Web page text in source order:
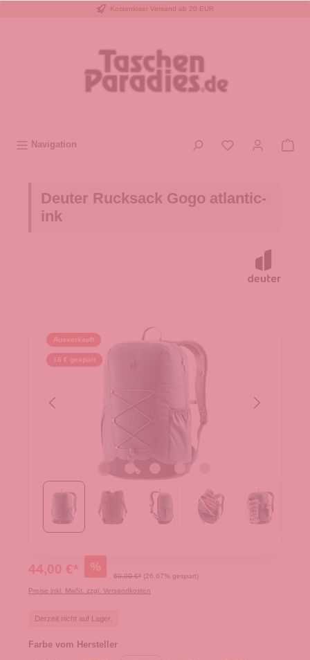
Kostenloser Versand ab 20 EUR
Navigation
Deuter Rucksack Gogo atlantic-
ink
Ausverkauft
16 € gespart
44,00 €* %
60,00 €* (26.67% gespart)
Preise inkl. MwSt. zzgl. Versandkosten
Derzeit nicht auf Lager.
Farbe vom Hersteller